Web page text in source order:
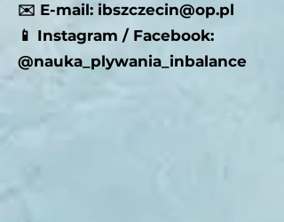
✉️ E-mail: ibszczecin@op.pl
📱 Instagram / Facebook:
@nauka_plywania_inbalance